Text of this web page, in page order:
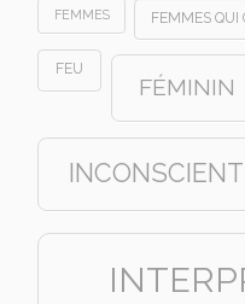
FEMMES FEMMES QUI
FEU
FÉMININ
INCONSCIENT